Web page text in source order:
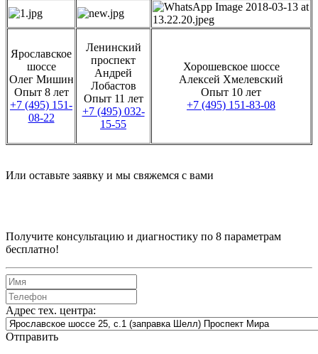
Ярославское
шоссе
Олег Мишин
Опыт 8 лет
+7 (495) 151-
08-22
Ленинский
проспект
Андрей
Лобастов
Опыт 11 лет
+7 (495) 032-
15-55
Хорошевское шоссе
Алексей Хмелевский
Опыт 10 лет
+7 (495) 151-83-08
Или оставьте заявку и мы свяжемся с вами
Получите консультацию и диагностику по 8 параметрам
бесплатно!
Адрес тех. центра:
Отправить